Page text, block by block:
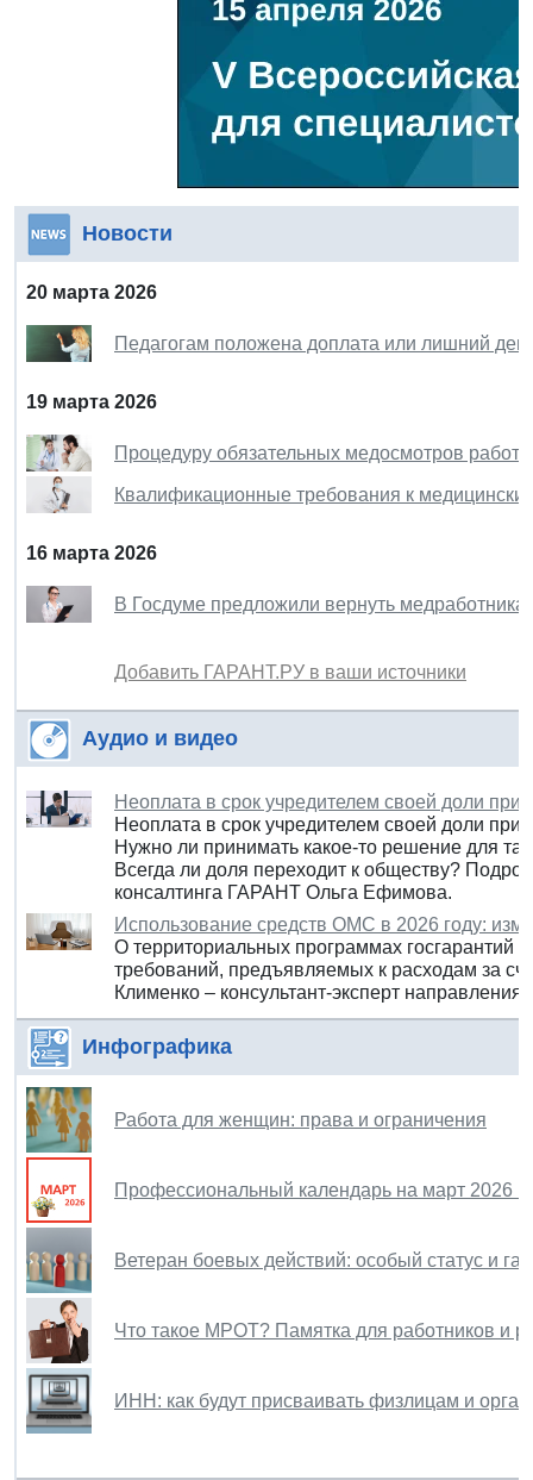
Новости
20 марта 2026
Педагогам положена доплата или лишний
19 марта 2026
Процедуру обязательных медосмотров
Квалификационные требования к
16 марта 2026
В Госдуме предложили вернуть
Добавить ГАРАНТ.РУ в ваши источники
Аудио и видео
Неоплата в срок учредителем своей доли
Неоплата в срок учредителем своей доли
Нужно ли принимать какое-то решение для
Всегда ли доля переходит к обществу?
консалтинга ГАРАНТ Ольга Ефимова.
Использование средств ОМС в 2026 году:
О территориальных программах госгарантий
требований, предъявляемых к расходам за
Клименко – консультант-эксперт
Инфографика
Работа для женщин: права и ограничения
Профессиональный календарь на март 2026
Ветеран боевых действий: особый статус и
Что такое МРОТ? Памятка для работников и
ИНН: как будут присваивать физлицам и